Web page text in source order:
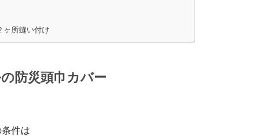
ヶ所縫い付け
防災頭巾カバー
件は